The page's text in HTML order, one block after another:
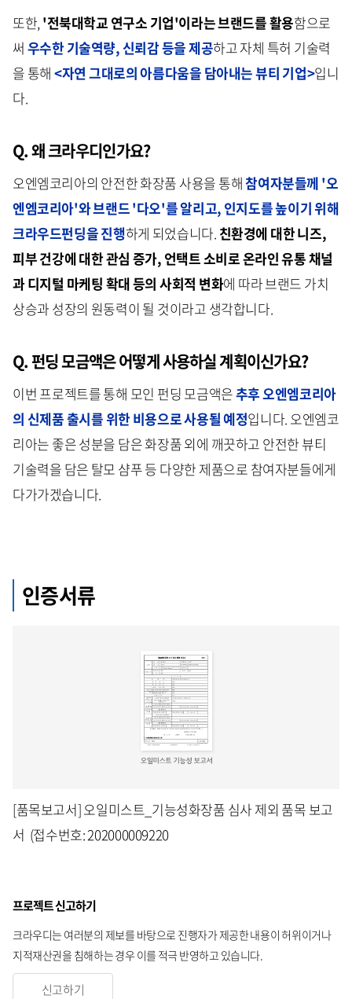
또한, '전북대학교 연구소 기업'이라는 브랜드를 활용함으로
써 우수한 기술역량, 신뢰감 등을 제공하고 자체 특허 기술력
을 통해 <자연 그대로의 아름다움을 담아내는 뷰티 기업>입니
다.
Q. 왜 크라우디인가요?
오엔엠코리아의 안전한 화장품 사용을 통해참여자분들께 '오
엔엠코리아'와 브랜드 '다오'를 알리고, 인지도를 높이기 위해
크라우드펀딩을 진행하게 되었습니다. 친환경에 대한 니즈,
피부 건강에 대한 관심 증가, 언택트 소비로 온라인 유통 채널
과 디지털 마케팅 확대 등의 사회적 변화에 따라 브랜드 가치
상승과 성장의 원동력이 될 것이라고 생각합니다.
Q. 펀딩 모금액은 어떻게 사용하실 계획이신가요?
이번 프로젝트를 통해 모인 펀딩 모금액은추후 오엔엠코리아
의 신제품 출시를 위한 비용으로 사용될 예정입니다. 오엔엠코
리아는 좋은 성분을 담은 화장품 외에 깨끗하고 안전한 뷰티
기술력을 담은 탈모 샴푸 등 다양한 제품으로 참여자분들에게
다가가겠습니다.
인증서류
[품목보고서] 오일미스트_기능성화장품 심사 제외 품목 보고
서 (접수번호: 202000009220
프로젝트 신고하기
크라우디는 여러분의 제보를 바탕으로 진행자가 제공한 내용이 허위이거나
지적재산권을 침해하는 경우 이를 적극 반영하고 있습니다.
신고하기